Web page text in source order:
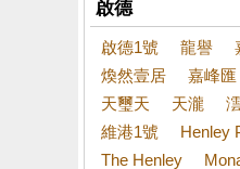
啟德
啟德1號 龍譽
煥然壹居
嘉峰匯
天璽天
天瀧
維港1號
Henley
The Henley